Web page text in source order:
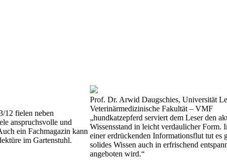
12 fielen neben
anspruchsvolle und
ein Fachmagazin kann
im Gartenstuhl.
Prof. Dr. Arwid Daugschies, Universität
Veterinärmedizinische Fakultät – VMF
„hundkatzepferd serviert dem Leser den
Wissensstand in leicht verdaulicher Form.
einer erdrückenden Informationsflut tut es
solides Wissen auch in erfrischend
angeboten wird.“